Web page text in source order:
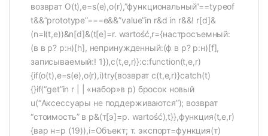
возврат O(t),e=s(e),o(r),”функциональный”==typeof
t&&”prototype”===e&&”value”in r&d in r&&! r[d]&
(n=l(t,e))&n[d]&(t[e]=r. wartość,r={настросъемный:
(в в р? р:н)[h], непринужденный:(ф в р? р:н)[f],
записываемый:! 1}),c(t,e,r)}:c:function(t,e,r)
{if(o(t),e=s(e),o(r),i)try{возврат c(t,e,r)}catch(t)
{}if(“get”in r | | «набор»в р) бросок новый
u(“Аксессуары не поддерживаются”); возврат
“стоимость” в р&(т[э]=р. wartość),t}},функция(t,e,r)
{вар н=р (19)),i=Объект; т. экспорт=функция(т)